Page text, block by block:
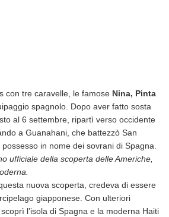
con tre caravelle, le famose Nina, Pinta
spagnolo. Dopo aver fatto sosta
al 6 settembre, ripartì verso occidente
a Guanahani, che battezzò San
in nome dei sovrani di Spagna.
ufficiale della scoperta delle Americhe,
nuova scoperta, credeva di essere
giapponese. Con ulteriori
l’isola di Spagna e la moderna Haiti